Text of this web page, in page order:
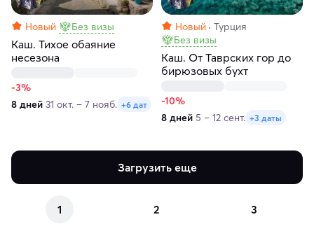
Новый Без визы
Каш. Тихое обаяние
несезона
-3%
8 дней 31 окт. – 7 нояб. +6 дат
Новый
Турция
Без визы
Каш. От Таврских гор до
бирюзовых бухт
-10%
8 дней 5 – 12 сент. +3 даты
Загрузить еще
1 2 3